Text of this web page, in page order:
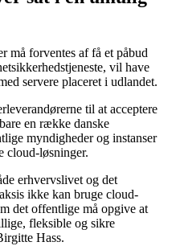
må forventes af få et påbud
vil have
servere placeret i udlandet.
til at acceptere
en række danske
myndigheder og instanser
cloud-løsninger.
erhvervslivet og det
ikke kan bruge cloud-
det offentlige må opgive at
fleksible og sikre
Hass.